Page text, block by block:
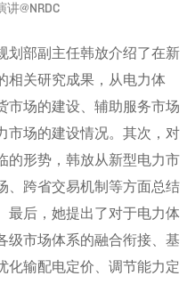
@NRDC
划部副主任韩放介绍了在新
相关研究成果，从电力体
市场的建设、辅助服务市场
市场的建设情况。其次，对
的形势，韩放从新型电力市
、跨省交易机制等方面总结
最后，她提出了对于电力体
级市场体系的融合衔接、基
化输配电定价、调节能力定